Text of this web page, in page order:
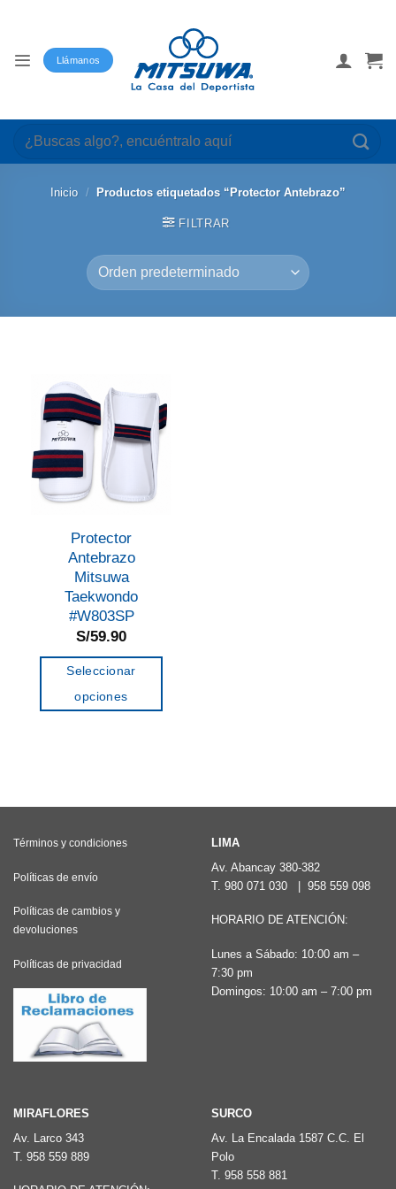
Llámanos
Buscar
por:
Inicio / Productos etiquetados “Protector Antebrazo”
FILTRAR
Protector
Antebrazo
Mitsuwa
Taekwondo
#W803SP
S/59.90
Seleccionar
opciones
Las
pueden
en
la
página
de
producto
Términos y condiciones
Políticas de envío
Políticas de cambios y
devoluciones
Políticas de privacidad
LIMA
Av. Abancay 380-382
T. 980 071 030 958 559 098
HORARIO DE ATENCIÓN:
Lunes a Sábado: 10:00 am –
7:30 pm
Domingos: 10:00 am – 7:00 pm
MIRAFLORES
Av. Larco 343
T. 958 559 889
SURCO
Av. La Encalada 1587 C.C. El
Polo
T. 958 558 881